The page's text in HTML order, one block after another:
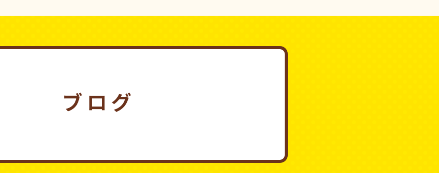
サービス一覧
マーケティング
パワーシニア
ブログ